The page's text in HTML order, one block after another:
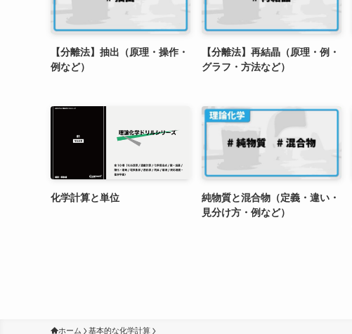
【分離法】抽出（原理・操作・
例など）
【分離法】再結晶（原理・例・
グラフ・方法など）
化学計算と単位
純物質と混合物（定義・違い・
見分け方・例など）
ホーム 基本的な化学計算